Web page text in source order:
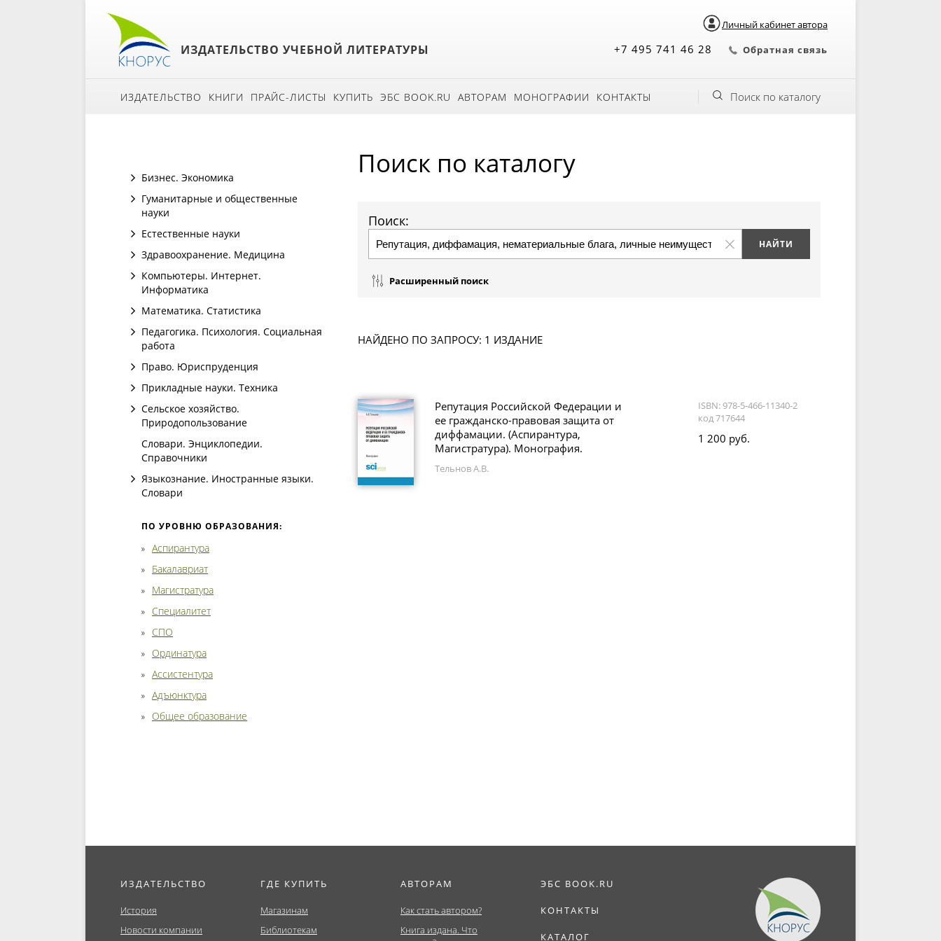
Личный кабинет автора
ИЗДАТЕЛЬСТВО УЧЕБНОЙ ЛИТЕРАТУРЫ +7 495 741 46 28 Обратная связь
ИЗДАТЕЛЬСТВО КНИГИ ПРАЙС-ЛИСТЫ КУПИТЬ ЭБС BOOK.RU АВТОРАМ МОНОГРАФИИ КОНТАКТЫ Поиск по каталогу
Бизнес. Экономика
Гуманитарные и общественные
науки
Естественные науки
Здравоохранение. Медицина
Компьютеры. Интернет.
Информатика
Математика. Статистика
Педагогика. Психология. Социальная
работа
Право. Юриспруденция
Прикладные науки. Техника
Сельское хозяйство.
Природопользование
Словари. Энциклопедии.
Справочники
Языкознание. Иностранные языки.
Словари
ПО УРОВНЮ ОБРАЗОВАНИЯ:
Аспирантура
Бакалавриат
Магистратура
Специалитет
СПО
Ординатура
Ассистентура
Адъюнктура
Общее образование
Поиск по каталогу
Поиск:
Расширенный поиск
НАЙДЕНО ПО ЗАПРОСУ: 1 ИЗДАНИЕ
Репутация Российской Федерации и
ее гражданско-правовая защита от
диффамации. (Аспирантура,
Магистратура). Монография.
Тельнов А.В.
ISBN: 978-5-466-11340-2
код 717644
1 200 руб.
ИЗДАТЕЛЬСТВО
История
Новости компании
ГДЕ КУПИТЬ
Магазинам
Библиотекам
АВТОРАМ
Как стать автором?
Книга издана. Что
ЭБС BOOK.RU
КОНТАКТЫ
КАТАЛОГ